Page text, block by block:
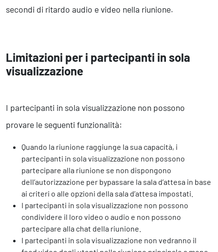
secondi di ritardo audio e video nella riunione.
Limitazioni per i partecipanti in sola
visualizzazione
I partecipanti in sola visualizzazione non possono
provare le seguenti funzionalità:
Quando la riunione raggiunge la sua capacità, i
partecipanti in sola visualizzazione non possono
partecipare alla riunione se non dispongono
dell’autorizzazione per bypassare la sala d’attesa in base
ai criteri o alle opzioni della sala d’attesa impostati.
I partecipanti in sola visualizzazione non possono
condividere il loro video o audio e non possono
partecipare alla chat della riunione.
I partecipanti in sola visualizzazione non vedranno il